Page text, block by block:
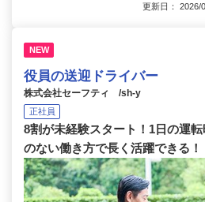
更新日：
NEW
役員の送迎ドライバー
株式会社セーフティ /sh-y
正社員
8割が未経験スタート！1日の運
のない働き方で長く活躍できる！